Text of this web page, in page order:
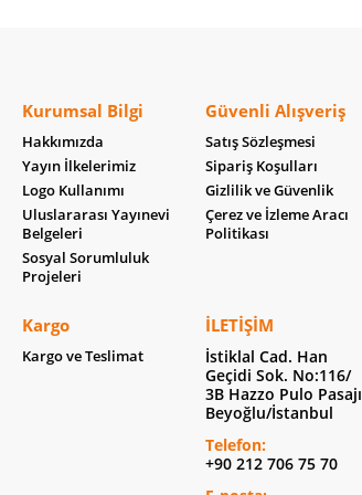
Kurumsal Bilgi
Hakkımızda
Yayın İlkelerimiz
Logo Kullanımı
Uluslararası Yayınevi
Belgeleri
Sosyal Sorumluluk
Projeleri
Güvenli Alışveriş
Satış Sözleşmesi
Sipariş Koşulları
Gizlilik ve Güvenlik
Çerez ve İzleme Aracı
Politikası
Kargo
Kargo ve Teslimat
İLETIŞIM
İstiklal Cad. Han
Geçidi Sok. No:116/
3B Hazzo Pulo Pasajı
Beyoğlu/İstanbul
Telefon:
+90 212 706 75 70